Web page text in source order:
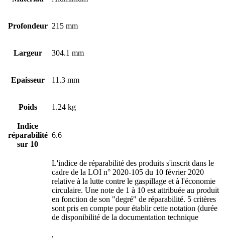
Profondeur 215 mm
Largeur 304.1 mm
Epaisseur 11.3 mm
Poids 1.24 kg
Indice
réparabilité
sur 10
6.6
L'indice de réparabilité des produits s'inscrit dans le
cadre de la LOI n° 2020-105 du 10 février 2020
relative à la lutte contre le gaspillage et à l'économie
circulaire. Une note de 1 à 10 est attribuée au produit
en fonction de son "degré" de réparabilité. 5 critères
sont pris en compte pour établir cette notation (durée
de disponibilité de la documentation technique
,